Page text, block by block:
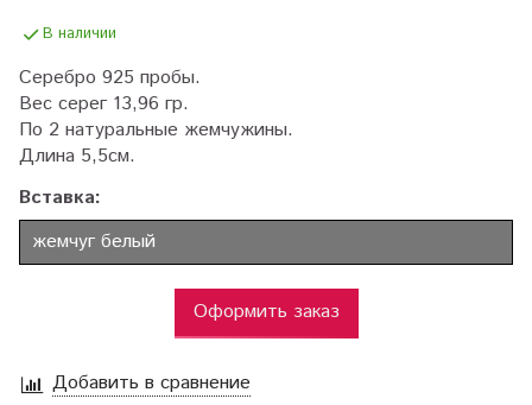
В наличии
Серебро 925 пробы.
Вес серег 13,96 гр.
По 2 натуральные жемчужины.
Длина 5,5см.
Вставка:
жемчуг белый
Оформить заказ
Добавить в сравнение